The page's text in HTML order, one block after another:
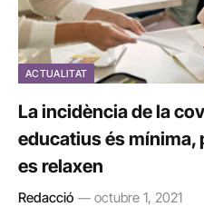
ACTUALITAT
La incidència de la
educatius és mínima,
es relaxen
Redacció octubre 1, 2021